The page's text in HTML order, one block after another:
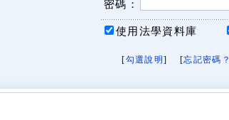
密碼：
使用法學資料庫
[勾選說明 ] [忘記密碼？